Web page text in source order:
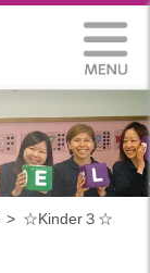
☆Kinder３☆